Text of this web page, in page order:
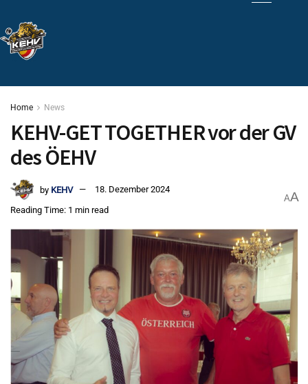
Home News
KEHV-GET TOGETHER vor der GV
des ÖEHV
by KEHV
18. Dezember 2024
Reading Time: 1 min read
AA